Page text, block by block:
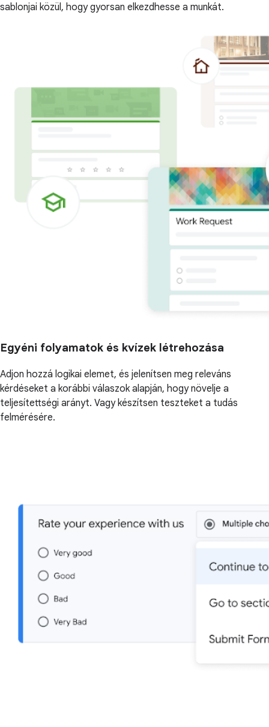
sablonjai közül, hogy gyorsan elkezdhesse a munkát.
Egyéni folyamatok és kvízek létrehozása
Adjon hozzá logikai elemet, és jelenítsen meg releváns
kérdéseket a korábbi válaszok alapján, hogy növelje a
teljesítettségi arányt. Vagy készítsen teszteket a tudás
felmérésére.